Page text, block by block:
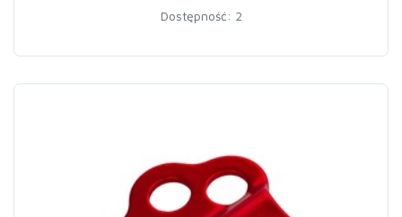
Dostępność: 2